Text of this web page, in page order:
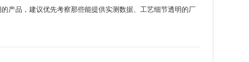
产品，建议优先考察那些能提供实测数据、工艺细节透明的厂